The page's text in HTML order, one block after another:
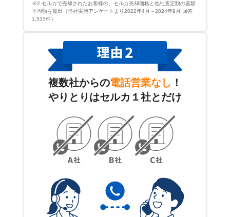
※2 セルカで売却されたお客様の、セルカ売却価格と他社査定額の差額
平均額を算出（当社実施アンケートより2022年4月～2024年9月 回答
1,533件）
複数社からの電話営業なし ！
やりとりはセルカ１社とだけ